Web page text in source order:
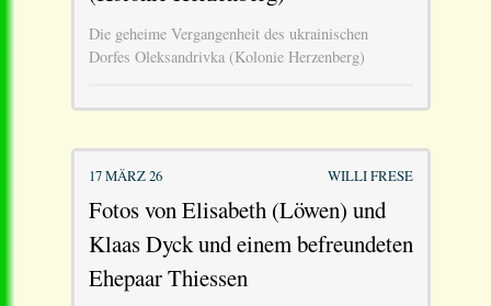
Die geheime Vergangenheit des ukrainischen
Dorfes Oleksandrivka (Kolonie Herzenberg)
17 MÄRZ 26 WILLI FRESE
Fotos von Elisabeth (Löwen) und
Klaas Dyck und einem befreundeten
Ehepaar Thiessen